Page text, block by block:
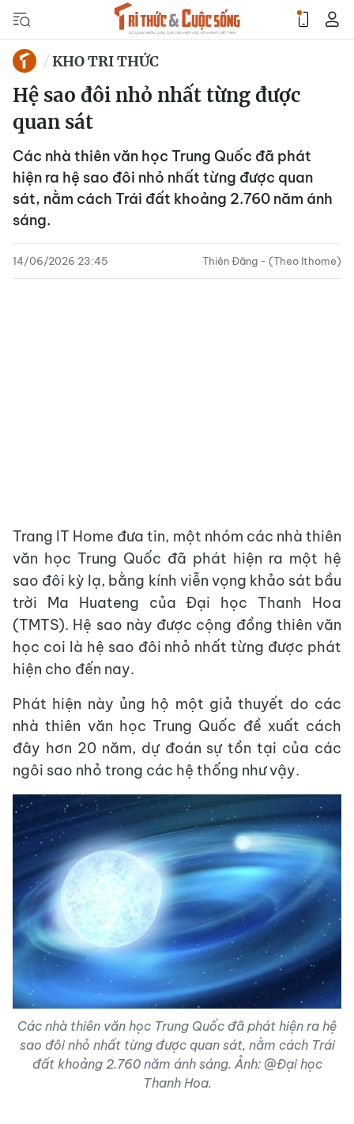
KHO TRI THỨC
Hệ sao đôi nhỏ nhất từng được
quan sát
Các nhà thiên văn học Trung Quốc đã phát
hiện ra hệ sao đôi nhỏ nhất từng được quan
sát, nằm cách Trái đất khoảng 2.760 năm ánh
sáng.
14/06/2026 23:45 Thiên Đăng - (Theo Ithome)
Trang IT Home đưa tin, một nhóm các nhà thiên
văn học Trung Quốc đã phát hiện ra một hệ
sao đôi kỳ lạ, bằng kính viễn vọng khảo sát bầu
trời Ma Huateng của Đại học Thanh Hoa
(TMTS). Hệ sao này được cộng đồng thiên văn
học coi là hệ sao đôi nhỏ nhất từng được phát
hiện cho đến nay.
Phát hiện này ủng hộ một giả thuyết do các
nhà thiên văn học Trung Quốc đề xuất cách
đây hơn 20 năm, dự đoán sự tồn tại của các
ngôi sao nhỏ trong các hệ thống như vậy.
Các nhà thiên văn học Trung Quốc đã phát hiện ra hệ
sao đôi nhỏ nhất từng được quan sát, nằm cách Trái
đất khoảng 2.760 năm ánh sáng. Ảnh: @Đại học
Thanh Hoa.